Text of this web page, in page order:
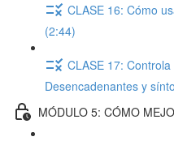
CLASE 16: Cómo
(2:44)
CLASE 17:
Desencadenantes y
MÓDULO 5: CÓMO